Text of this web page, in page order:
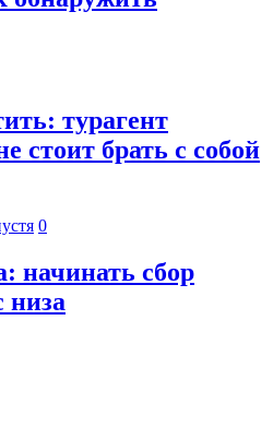
турагент
стоит брать с собой
0
начинать сбор
низа